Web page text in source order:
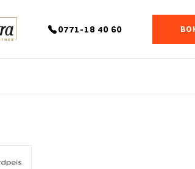
0771-18 40 60